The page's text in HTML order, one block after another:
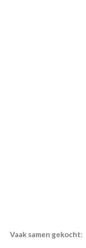
Vaak samen gekocht: